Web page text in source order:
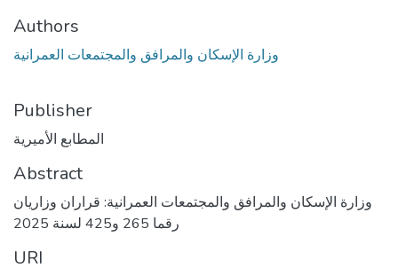
Authors
وزارة الإسكان والمرافق والمجتمعات العمرانية
Publisher
المطابع الأميرية
Abstract
وزارة الإسكان والمرافق والمجتمعات العمرانية: قراران وزاريان
رقما 265 و425 لسنة 2025
URI